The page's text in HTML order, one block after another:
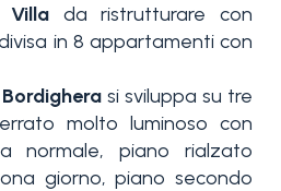
Villa da ristrutturare con
in 8 appartamenti con
Bordighera si sviluppa su tre
molto luminoso con
normale, piano rialzato
giorno, piano secondo